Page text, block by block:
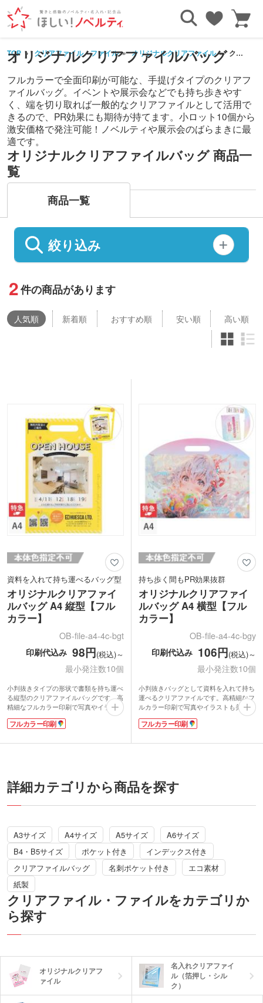
TOP クリアファイル・ファイル オリジナルクリアファイル クリアファイルバッグ
オリジナルクリアファイルバッグ
フルカラーで全面印刷が可能な、手提げタイプのクリアフ
ァイルバッグ。イベントや展示会などでも持ち歩きやす
く、端を切り取れば一般的なクリアファイルとして活用で
きるので、PR効果にも期待が持てます。小ロット10個から
激安価格で発注可能！ノベルティや展示会のばらまきに最
適です。
オリジナルクリアファイルバッグ 商品一
覧
商品一覧
絞り込み
2件の商品があります
人気順 新着順 おすすめ順 安い順 高い順
資料を入れて持ち運べるバッグ型
オリジナルクリアファイ
ルバッグ A4 縦型【フル
カラー】
OB-file-a4-4c-bgt
印刷代込み 98円(税込)～
最小発注数10個
小判抜きタイプの形状で書類を持ち運べ
る縦型のクリアファイルバッグです。高
精細なフルカラー印刷で写真やイラスト
も美しく表現でき、PR効果の高いノベ
ルティが作成できます。10枚からの小ロ
ミシン目で切り離すと通常のA4クリア
を入れて配布するのにぴったりです。学
生からビジネスパーソンまで幅広く使え
フルカラー印刷
持ち歩く間もPR効果抜群
オリジナルクリアファイ
ルバッグ A4 横型【フル
カラー】
OB-file-a4-4c-bgy
印刷代込み 106円(税込)～
最小発注数10個
小判抜きバッグとして資料を入れて持ち
運べるクリアファイルです。高精細なフ
ルカラー印刷で写真やイラストも美しく
再現でき、もらった人が持ち帰っている
間も高い宣伝効果が期待できます。10枚
にオリジナルデザインで作成可能です。
ンキャンパスなどの資料配布におすすめ
のノベルティです。
フルカラー印刷
詳細カテゴリから商品を探す
A3サイズ A4サイズ A5サイズ
A6サイズ
B4・B5サイズ
ポケット付き
インデックス付き
クリアファイルバッグ
名刺ポケット付き
エコ素材
紙製
クリアファイル・ファイルをカテゴリか
ら探す
オリジナルクリアフ
ァイル
名入れクリアファイ
ル（箔押し・シル
ク）